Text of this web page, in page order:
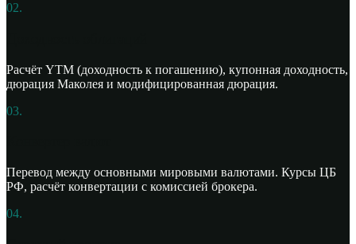
02.
Расчёт YTM (доходность к погашению), купонная доходность,
дюрация Маколея и модифицированная дюрация.
03.
Перевод между основными мировыми валютами. Курсы ЦБ
РФ, расчёт конвертации с комиссией брокера.
04.